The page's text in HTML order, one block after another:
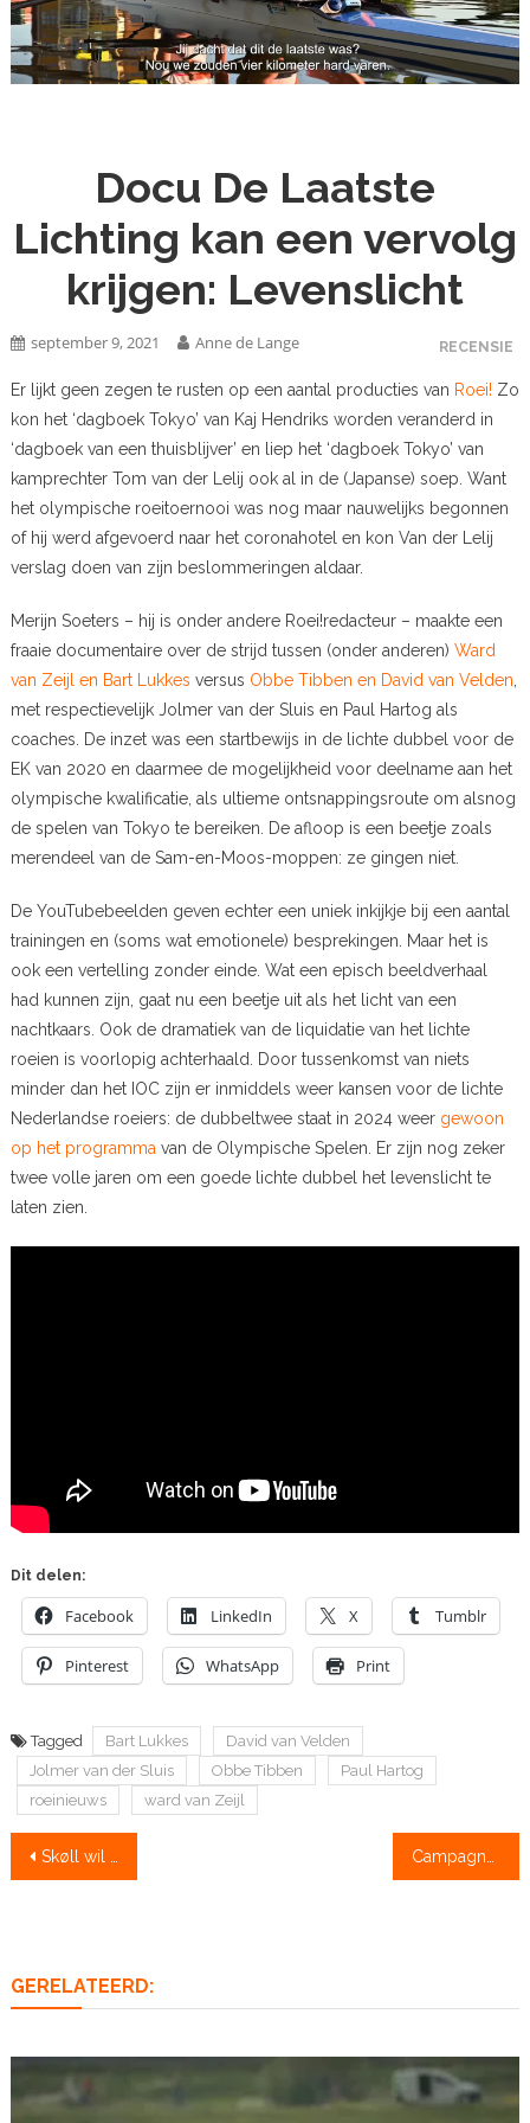
Docu De Laatste
Lichting kan een vervolg
krijgen: Levenslicht
RECENSIE
september 9, 2021 Anne de Lange
Er lijkt geen zegen te rusten op een aantal producties van Roei! Zo
kon het ‘dagboek Tokyo’ van Kaj Hendriks worden veranderd in
‘dagboek van een thuisblijver’ en liep het ‘dagboek Tokyo’ van
kamprechter Tom van der Lelij ook al in de (Japanse) soep. Want
het olympische roeitoernooi was nog maar nauwelijks begonnen
of hij werd afgevoerd naar het coronahotel en kon Van der Lelij
verslag doen van zijn beslommeringen aldaar.
Merijn Soeters – hij is onder andere Roei!redacteur – maakte een
fraaie documentaire over de strijd tussen (onder anderen) Ward
van Zeijl en Bart Lukkes versus Obbe Tibben en David van Velden,
met respectievelijk Jolmer van der Sluis en Paul Hartog als
coaches. De inzet was een startbewijs in de lichte dubbel voor de
EK van 2020 en daarmee de mogelijkheid voor deelname aan het
olympische kwalificatie, als ultieme ontsnappingsroute om alsnog
de spelen van Tokyo te bereiken. De afloop is een beetje zoals
merendeel van de Sam-en-Moos-moppen: ze gingen niet.
De YouTubebeelden geven echter een uniek inkijkje bij een aantal
trainingen en (soms wat emotionele) besprekingen. Maar het is
ook een vertelling zonder einde. Wat een episch beeldverhaal
had kunnen zijn, gaat nu een beetje uit als het licht van een
nachtkaars. Ook de dramatiek van de liquidatie van het lichte
roeien is voorlopig achterhaald. Door tussenkomst van niets
minder dan het IOC zijn er inmiddels weer kansen voor de lichte
Nederlandse roeiers: de dubbeltwee staat in 2024 weer gewoon
op het programmavan de Olympische Spelen. Er zijn nog zeker
twee volle jaren om een goede lichte dubbel het levenslicht te
laten zien.
Dit delen:
Facebook LinkedIn X Tumblr
Pinterest WhatsApp Print
Tagged Bart Lukkes
David van Velden
Jolmer van der Sluis
Obbe Tibben
Paul Hartog
roeinieuws
ward van Zeijl
Bericht
Skøll wil meer aandacht voor mentale gezondheid wedstrijdroeiers
GERELATEERD: